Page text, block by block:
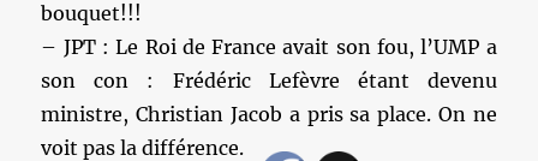
bouquet!!!
– JPT : Le Roi de France avait son fou, l’UMP a
son con : Frédéric Lefèvre étant devenu
ministre, Christian Jacob a pris sa place. On ne
voit pas la différence.